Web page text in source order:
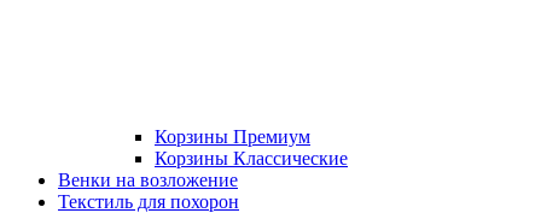
Корзины Премиум
Корзины Классические
Венки на возложение
Текстиль для похорон